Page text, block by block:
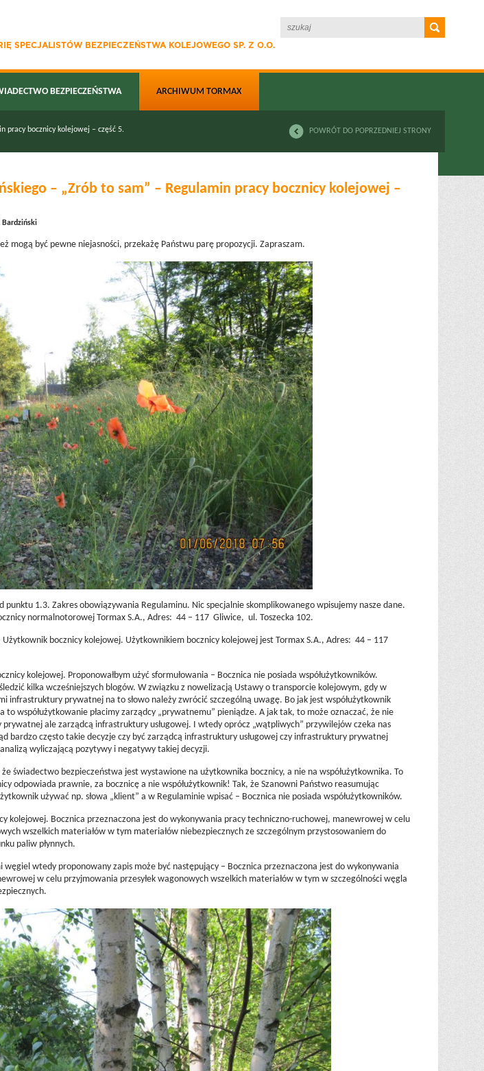
SPECJALISTÓW BEZPIECZEŃSTWA KOLEJOWEGO SP. Z O.O.
BEZPIECZEŃSTWA ARCHIWUM TORMAX
POWRÓT DO POPRZEDNIEJ STRONY
pracy bocznicy kolejowej – część 5.
– „Zrób to sam” – Regulamin pracy bocznicy kolejowej –
mogą być pewne niejasności, przekażę Państwu parę propozycji. Zapraszam.
punktu 1.3. Zakres obowiązywania Regulaminu. Nic specjalnie skomplikowanego wpisujemy nasze dane.
normalnotorowej Tormax S.A., Adres: 44 – 117 Gliwice, ul. Toszecka 102.
Użytkownik bocznicy kolejowej. Użytkownikiem bocznicy kolejowej jest Tormax S.A., Adres: 44 – 117
kolejowej. Proponowałbym użyć sformułowania – Bocznica nie posiada współużytkowników.
kilka wcześniejszych blogów. W związku z nowelizacją Ustawy o transporcie kolejowym, gdy w
infrastruktury prywatnej na to słowo należy zwrócić szczególną uwagę. Bo jak jest współużytkownik
to współużytkowanie płacimy zarządcy „prywatnemu” pieniądze. A jak tak, to może oznaczać, że nie
ale zarządcą infrastruktury usługowej. I wtedy oprócz „wątpliwych” przywilejów czeka nas
bardzo często takie decyzje czy być zarządcą infrastruktury usługowej czy infrastruktury prywatnej
wyliczającą pozytywy i negatywy takiej decyzji.
świadectwo bezpieczeństwa jest wystawione na użytkownika bocznicy, a nie na współużytkownika. To
odpowiada prawnie, za bocznicę a nie współużytkownik! Tak, że Szanowni Państwo reasumując
używać np. słowa „klient” a w Regulaminie wpisać – Bocznica nie posiada współużytkowników.
kolejowej. Bocznica przeznaczona jest do wykonywania pracy techniczno-ruchowej, manewrowej w celu
wszelkich materiałów w tym materiałów niebezpiecznych ze szczególnym przystosowaniem do
paliw płynnych.
wtedy proponowany zapis może być następujący – Bocznica przeznaczona jest do wykonywania
w celu przyjmowania przesyłek wagonowych wszelkich materiałów w tym w szczególności węgla